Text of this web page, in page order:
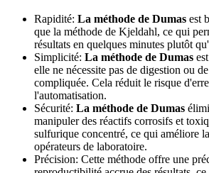
Rapidité: La méthode de Dumas est
que la méthode de Kjeldahl, ce qui
résultats en quelques minutes plutôt
Simplicité: La méthode de Dumas
elle ne nécessite pas de digestion ou
compliquée. Cela réduit le risque
l'automatisation.
Sécurité: La méthode de Dumas
manipuler des réactifs corrosifs et
sulfurique concentré, ce qui améliore
opérateurs de laboratoire.
Précision: Cette méthode offre une